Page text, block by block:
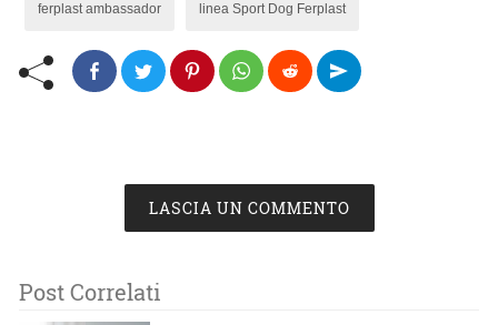
ferplast ambassador linea Sport Dog Ferplast
LASCIA UN COMMENTO
Post Correlati